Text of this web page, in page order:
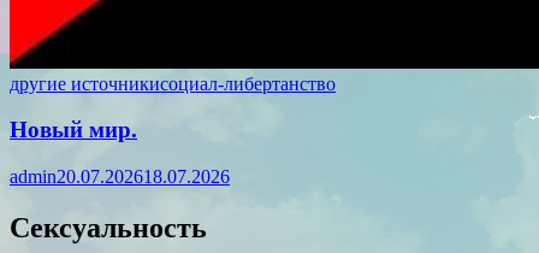
другие источникисоциал-либертанство
Новый мир.
admin20.07.202618.07.2026
Сексуальность